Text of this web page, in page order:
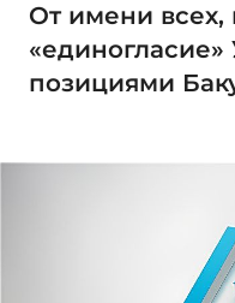
От имени всех,
позициями